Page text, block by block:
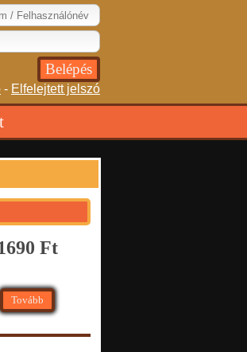
- Elfelejtett jelszó
Ft
Tovább